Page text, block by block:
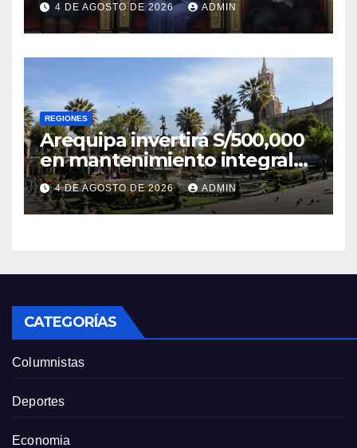
poderes
4 DE AGOSTO DE 2026 ADMIN
REGIONES
Arequipa invertirá S/500,000
en mantenimiento integral
de la Plaza de Armas
4 DE AGOSTO DE 2026 ADMIN
CATEGORÍAS
Columnistas
Deportes
Economia